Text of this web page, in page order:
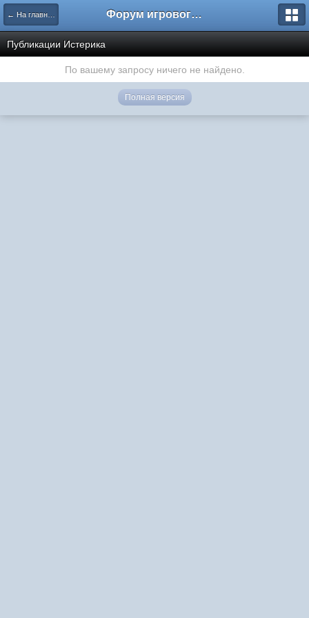
← На главную Форум игрового проекта Riverrise
Публикации Истерика
По вашему запросу ничего не найдено.
Полная версия